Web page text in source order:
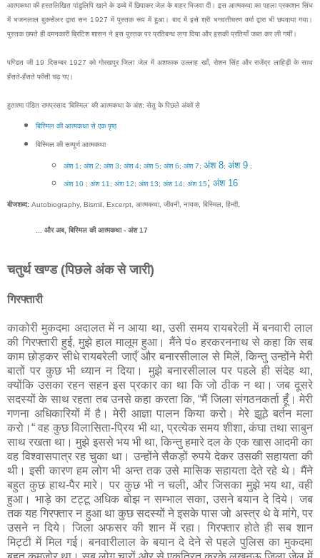
आत्मकथा की हस्तलिखित पांडुलिपि खाने के डब्बे में छिपाकर जेल के बाहर भिजवा दी। इस आत्मकथा का पहला प्रकाशन सिंध
में भजनलाल बुकसेलर द्वारा सन 1927 में पुस्तक रूप में हुआ। बाद में इसे श्री भगवतीचरण वर्मा द्वारा भी छपवाया गया।
पुस्तक छपते ही दमनकारी ब्रिटिश शासन ने इस पुस्तक पर प्रतिबन्ध लगा दिया और इसकी प्रतियाँ जब्त कर ली गयीं।
पण्डित जी 19 दिसम्बर 1927 को गोरखपुर जिला जेल में अशफाक उल्लाह खाँ, रोशन सिंह और राजेंद्र लाहिड़ी के साथ
हँसते-हँसते फाँसी चढ़ गए।
हुतात्मा पंडित रामप्रसाद 'बिस्मिल' की आत्मकथा के अंश: सेतु के पिछले अंकों से
बिस्मिल की आत्मकथा से एक पृष्ठ
बिस्मिल की सम्पूर्ण आत्मकथा
अंश 1 ;अंश 2;अंश 3;अंश 4;अंश 5;अंश 6;अंश 7;अंश 8;अंश 9 ;
अंश 10 ;अंश 11;अंश 12;अंश 13;अंश 14;अंश 15;अंश 16
बीजशब्द: Autobiography, Bismil, Excerpt, आत्मकथा, जीवनी, नायक, बिस्मिल, हिन्दी,
... और अब, बिस्मिल की आत्मकथा - अंश 17
चतुर्थ खण्ड (पिछले अंक से जारी)
गिरफ्तारी
काकोरी मुकदमा अदालत में न आया था, उसी समय रायबरेली में बनवारी लाल
की गिरफ्तारी हुई, मुझे हाल मालूम हुआ। मैंने पं० हरकरननाथ से कहा कि सब
काम छोड़कर सीधे रायबरेली जाएँ और बनारसीलाल से मिलें, किन्तु उन्होंने मेरी
बातों पर कुछ भी ध्यान न दिया। मुझे बनारसीलाल पर पहले ही संदेह था,
क्योंकि उसका रहन सहन इस प्रकार का था कि जो ठीक न था। जब दूसरे
सदस्यों के साथ रहता तब उनसे कहा करता कि, “मैं जिला संगठनकर्ता हूँ। मेरी
गणना अधिकारियों में है। मेरी आज्ञा पालन किया करो। मेरे झूठे बर्तन मला
करो।“ वह कुछ विलासिता-प्रिय भी था, प्रत्येक समय शीशा, कंघा तथा साबुन
साथ रखता था। मुझे इससे भय भी था, किन्तु हमारे दल के एक खास आदमी का
वह विश्‍वासपात्र रह चुका था। उन्होंने सैकड़ों रुपये देकर उसकी सहायता की
थी। इसी कारण हम लोग भी अन्त तक उसे मासिक सहायता देते रहे थे। मैंने
बहुत कुछ हाथ-पैर मारे। पर कुछ भी न चली, और जिसका मुझे भय था, वही
हुआ। भाड़े का टट्टू अधिक बोझ न सम्भाल सका, उसने बयान दे दिये। जब
तक यह गिरफ्तार न हुआ था कुछ सदस्यों ने इसके पास जो अस्‍त्र थे वे मांगे, पर
उसने न दिये। जिला अफसर की शान में रहा। गिरफ्तार होते ही सब शान
मिट्टी में मिल गई। बनवारीलाल के बयान दे देने से पहले पुलिस का मुकदमा